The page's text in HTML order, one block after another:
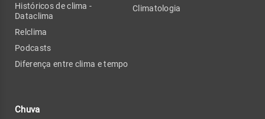
Históricos de clima -
Dataclima
Relclima
Podcasts
Diferença entre clima e tempo
Chuva
Climatologia